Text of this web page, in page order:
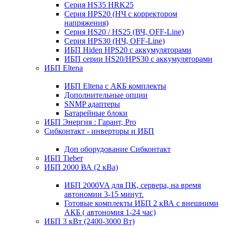
Серия HS35 HRK25
Серия HPS20 (НЧ с корректором
напряжения)
Серия HS20 / HS25 (ВЧ, OFF-Line)
Серия HPS30 (НЧ, OFF-Line)
ИБП Hiden HPS20 с аккумуляторами
ИБП серии HS20/HPS30 с аккумуляторами
ИБП Eltena
ИБП Eltena с АКБ комплекты
Дополнительные опции
SNMP адаптеры
Батарейные блоки
ИБП Энергия : Гарант, Pro
Сибконтакт - инверторы и ИБП
Доп оборудование Сибконтакт
ИБП Tieber
ИБП 2000 ВА (2 кВа)
ИБП 2000VA для ПК, сервера, на время
автономии 3-15 минут.
Готовые комплекты ИБП 2 кВА с внешними
АКБ ( автономия 1-24 час)
ИБП 3 кВт (2400-3000 Вт)